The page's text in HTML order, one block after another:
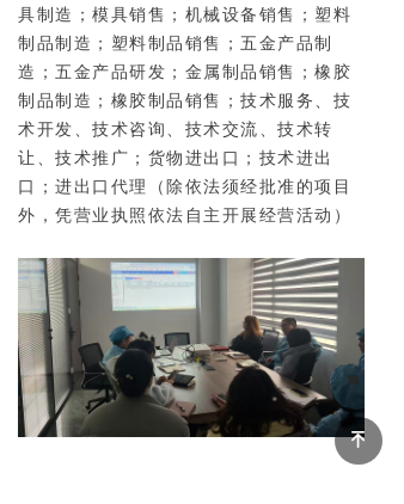
具制造；模具销售；机械设备销售；塑料
制品制造；塑料制品销售；五金产品制
造；五金产品研发；金属制品销售；橡胶
制品制造；橡胶制品销售；技术服务、技
术开发、技术咨询、技术交流、技术转
让、技术推广；货物进出口；技术进出
口；进出口代理（除依法须经批准的项目
外，凭营业执照依法自主开展经营活动）
녠